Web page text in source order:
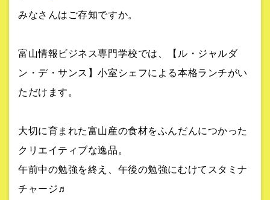
みなさんはご存知ですか。
富山情報ビジネス専門学校では、【ル・ジャルダ
ン・デ・サンス】小室シェフによる本格ランチがい
ただけます。
大切に育まれた富山産の食材をふんだんにつかった
クリエイティブな逸品。
午前中の勉強を終え、午後の勉強にむけてスタミナ
チャージ♬